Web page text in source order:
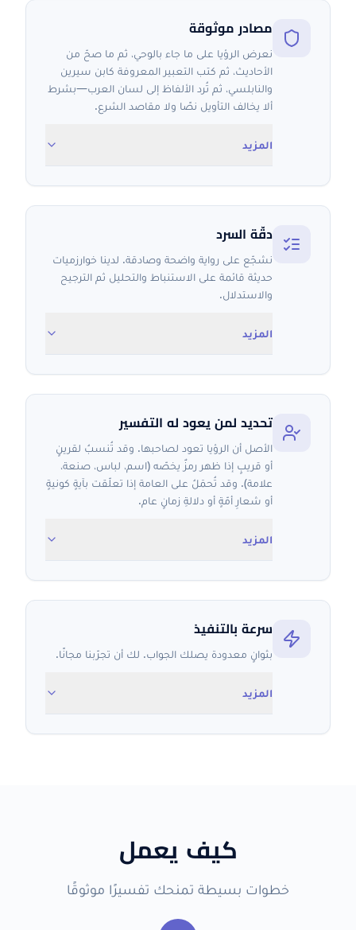
مصادر موثوقة
نعرض الرؤيا على ما جاء بالوحي، ثم ما صحّ من
الأحاديث، ثم كتب التعبير المعروفة كابن سيرين
والنابلسي، ثم تُرد الألفاظ إلى لسان العرب—بشرط
ألا يخالف التأويل نصًا ولا مقاصد الشرع.
المزيد
دقّة السرد
نشجّع على رواية واضحة وصادقة. لدينا خوارزميات
حديثة قائمة على الاستنباط والتحليل ثم الترجيح
والاستدلال.
المزيد
تحديد لمن يعود له التفسير
الأصل أن الرؤيا تعود لصاحبها. وقد تُنسبُ لقرينٍ
أو قريبٍ إذا ظهر رمزٌ يخصّه (اسم، لباس، صنعة،
علامة). وقد تُحمَلُ على العامة إذا تعلّقت بآيةٍ كونيةٍ
أو شعارِ أمّةٍ أو دلالةِ زمانٍ عام.
المزيد
سرعة بالتنفيذ
بثوانٍ معدودة يصلك الجواب. لك أن تجرّبنا مجانًا.
المزيد
كيف يعمل
خطوات بسيطة تمنحك تفسيرًا موثوقًا